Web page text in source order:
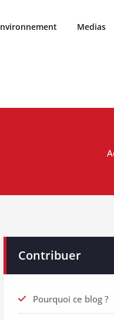
Medias
Contribuer
Pourquoi ce blog ?